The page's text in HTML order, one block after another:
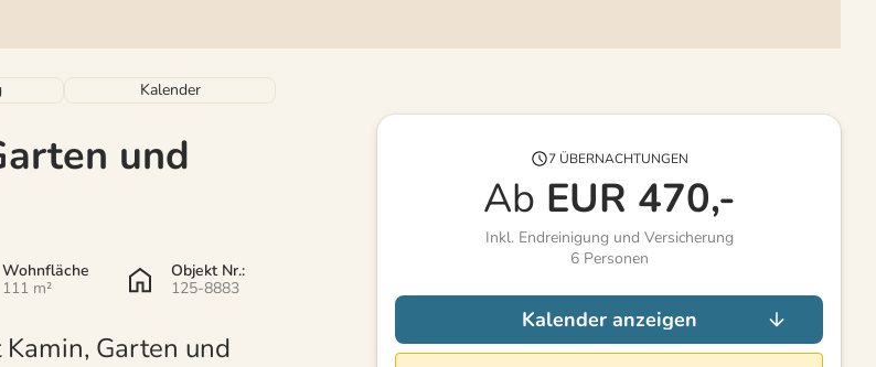
Kalender
und
Wohnfläche
111 m²
Objekt Nr.:
125-8883
Garten und
7 ÜBERNACHTUNGEN
Ab EUR 470,-
Inkl. Endreinigung und Versicherung
6 Personen
Kalender anzeigen